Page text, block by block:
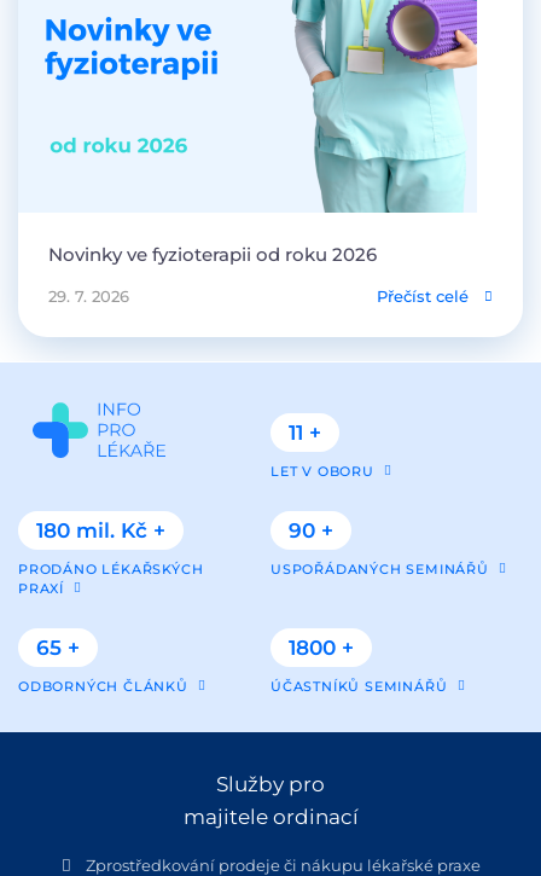
Novinky ve fyzioterapii od roku 2026
29. 7. 2026 Přečíst celé
11 +
LET V OBORU
180 mil. Kč +
PRODÁNO LÉKAŘSKÝCH
PRAXÍ
90 +
USPOŘÁDANÝCH SEMINÁŘŮ
65 +
ODBORNÝCH ČLÁNKŮ
1800 +
ÚČASTNÍKŮ SEMINÁŘŮ
Služby pro
majitele ordinací
Zprostředkování prodeje či nákupu lékařské praxe